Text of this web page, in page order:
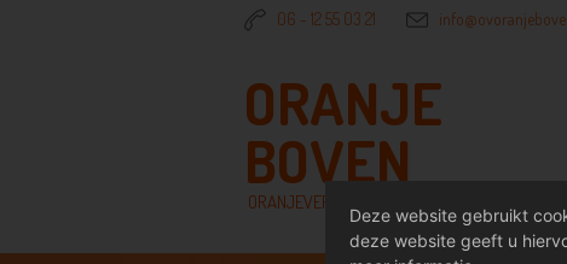
06 - 12 55 03 21
ORANJE
BOVEN
ORANJEVERENIGING
Deze website gebruikt
deze website geeft u